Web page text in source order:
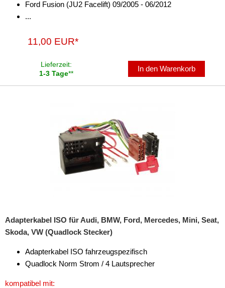
Ford Fusion (JU2 Facelift) 09/2005 - 06/2012
...
11,00 EUR*
Lieferzeit:
1-3 Tage**
In den Warenkorb
Adapterkabel ISO für Audi, BMW, Ford, Mercedes, Mini, Seat,
Skoda, VW (Quadlock Stecker)
Adapterkabel ISO fahrzeugspezifisch
Quadlock Norm Strom / 4 Lautsprecher
kompatibel mit: